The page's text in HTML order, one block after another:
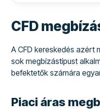
CFD
A CFD kereskedés azért
sok megbízástípust
befektetők számára
Piaci áras